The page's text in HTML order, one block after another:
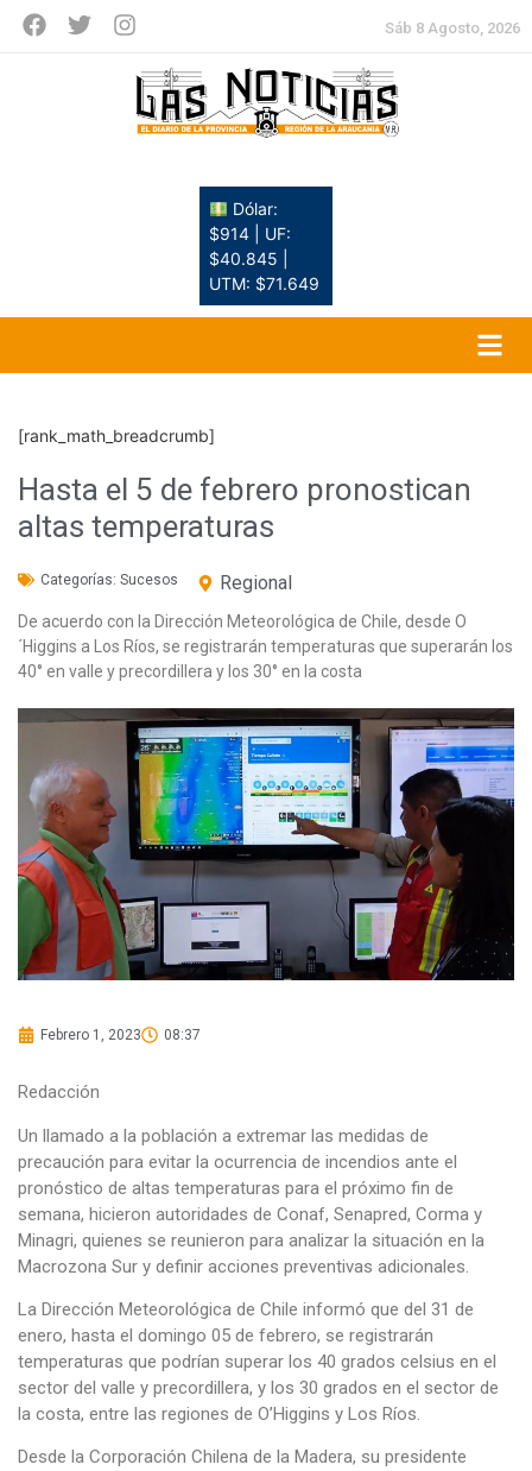
Sáb 8 Agosto, 2026
Dólar:
$914 | UF:
$40.845 |
UTM: $71.649
[rank_math_breadcrumb]
Hasta el 5 de febrero pronostican
altas temperaturas
Categorías: Sucesos Regional
De acuerdo con la Dirección Meteorológica de Chile, desde O
´Higgins a Los Ríos, se registrarán temperaturas que superarán los
40° en valle y precordillera y los 30° en la costa
Febrero 1, 2023 08:37
Redacción
Un llamado a la población a extremar las medidas de
precaución para evitar la ocurrencia de incendios ante el
pronóstico de altas temperaturas para el próximo fin de
semana, hicieron autoridades de Conaf, Senapred, Corma y
Minagri, quienes se reunieron para analizar la situación en la
Macrozona Sur y definir acciones preventivas adicionales.
La Dirección Meteorológica de Chile informó que del 31 de
enero, hasta el domingo 05 de febrero, se registrarán
temperaturas que podrían superar los 40 grados celsius en el
sector del valle y precordillera, y los 30 grados en el sector de
la costa, entre las regiones de O’Higgins y Los Ríos.
Desde la Corporación Chilena de la Madera, su presidente